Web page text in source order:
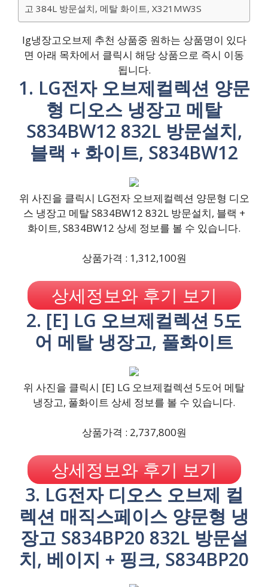
고 384L 방문설치, 메탈 화이트, X321MW3S
lg냉장고오브제 추천 상품중 원하는 상품명이 있다
면 아래 목차에서 클릭시 해당 상품으로 즉시 이동
됩니다.
1. LG전자 오브제컬렉션 양문
형 디오스 냉장고 메탈
S834BW12 832L 방문설치,
블랙 + 화이트, S834BW12
위 사진을 클릭시 LG전자 오브제컬렉션 양문형 디오
스 냉장고 메탈 S834BW12 832L 방문설치, 블랙 +
화이트, S834BW12 상세 정보를 볼 수 있습니다.
상품가격 : 1,312,100원
상세정보와 후기 보기
2. [E] LG 오브제컬렉션 5도
어 메탈 냉장고, 풀화이트
위 사진을 클릭시 [E] LG 오브제컬렉션 5도어 메탈
냉장고, 풀화이트 상세 정보를 볼 수 있습니다.
상품가격 : 2,737,800원
상세정보와 후기 보기
3. LG전자 디오스 오브제 컬
렉션 매직스페이스 양문형 냉
장고 S834BP20 832L 방문설
치, 베이지 + 핑크, S834BP20